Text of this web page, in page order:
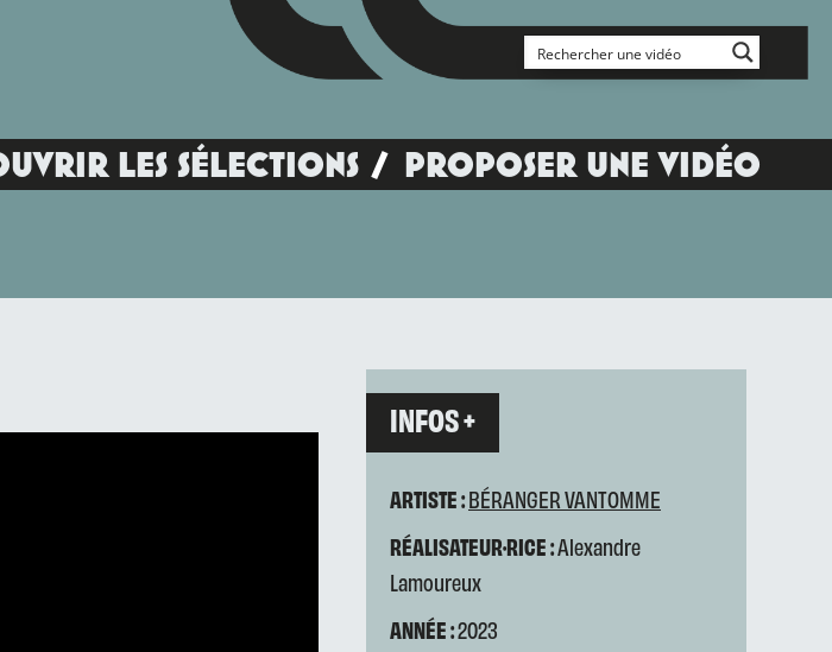
LES SÉLECTIONS PROPOSER UNE VIDÉO
INFOS +
ARTISTE :BÉRANGER VANTOMME
RÉALISATEUR·RICE :Alexandre
Lamoureux
ANNÉE :2023